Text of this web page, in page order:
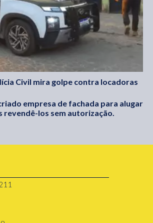
Civil mira golpe contra locadoras
empresa de fachada para alugar
revendê-los sem autorização.